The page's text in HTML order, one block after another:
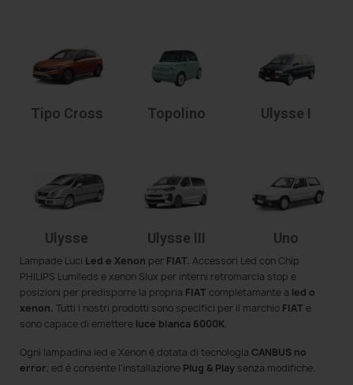
Tipo Cross Topolino Ulysse I
Ulysse Ulysse III Uno
Lampade Luci Led e Xenon per FIAT. Accessori Led con Chip
PHILIPS Lumileds e xenon Slux per interni retromarcia stop e
posizioni per predisporre la propria FIAT completamante a led o
xenon. Tutti i nostri prodotti sono specifici per il marchio FIAT e
sono capace di emettere luce bianca 6000K.
Ogni lampadina led e Xenon è dotata di tecnologia CANBUS no
error, ed è consente l'installazione Plug & Play senza modifiche.